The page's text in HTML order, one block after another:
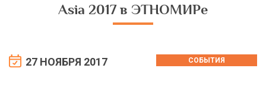
Asia 2017 в ЭТНОМИРе
27 НОЯБРЯ 2017 СОБЫТИЯ